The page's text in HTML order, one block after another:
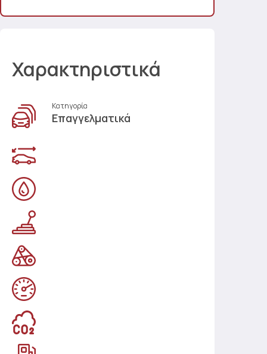
Χαρακτηριστικά
Κατηγορία
Επαγγελματικά